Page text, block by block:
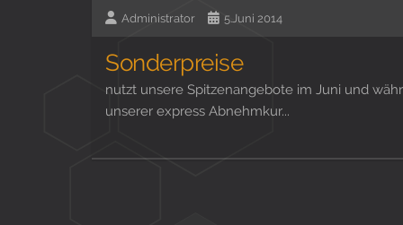
Administrator 5.Juni 2014
Sonderpreise
nutzt unsere Spitzenangebote im Juni und
unserer express Abnehmkur...